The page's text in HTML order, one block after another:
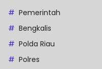
Pemerintah
Bengkalis
Polda Riau
Polres